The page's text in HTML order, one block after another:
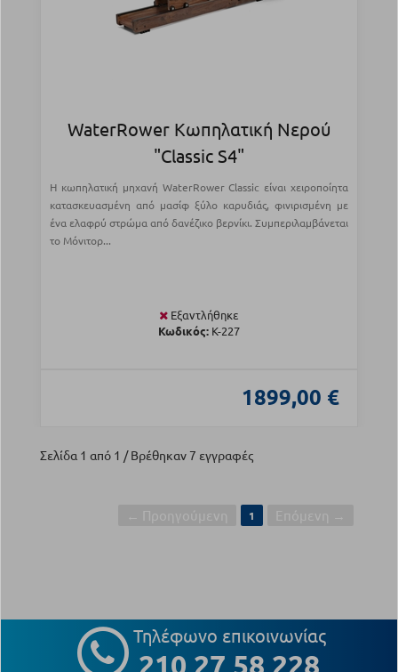
WaterRower Κωπηλατική Νερού
"Classic S4"
Η κωπηλατική μηχανή WaterRower Classic είναι χειροποίητα
κατασκευασμένη από μασίφ ξύλο καρυδιάς, φινιρισμένη με
ένα ελαφρύ στρώμα από δανέζικο βερνίκι. Συμπεριλαμβάνεται
το Μόνιτορ...
Εξαντλήθηκε
Κωδικός: Κ-227
1899,00 €
Σελίδα 1 από 1 / Βρέθηκαν 7 εγγραφές
1
Τηλέφωνο επικοινωνίας